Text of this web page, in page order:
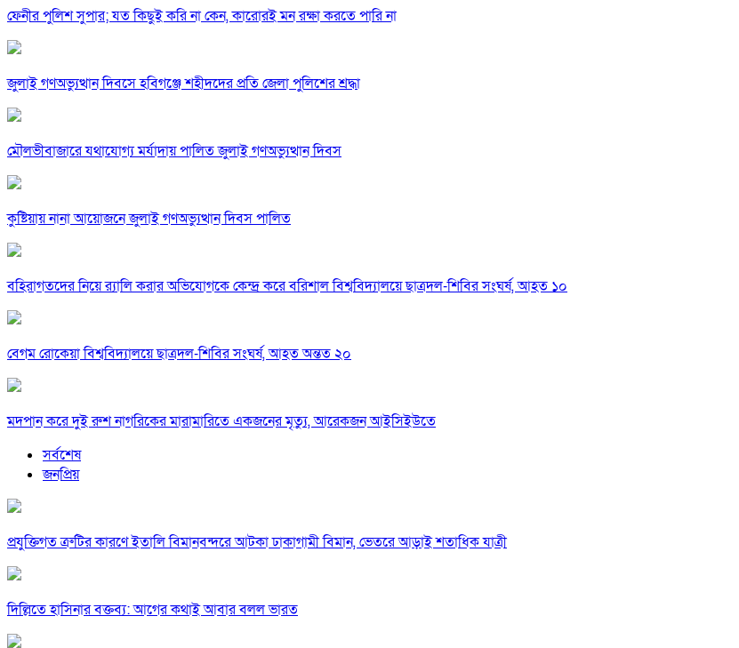
ফেনীর পুলিশ সুপার; যত কিছুই করি না কেন, কারোরই মন রক্ষা করতে পারি না
জুলাই গণঅভ্যুত্থান দিবসে হবিগঞ্জে শহীদদের প্রতি জেলা পুলিশের শ্রদ্ধা
মৌলভীবাজারে যথাযোগ্য মর্যাদায় পালিত জুলাই গণঅভ্যুত্থান দিবস
কুষ্টিয়ায় নানা আয়োজনে জুলাই গণঅভ্যুত্থান দিবস পালিত
বহিরাগতদের নিয়ে র‍্যালি করার অভিযোগকে কেন্দ্র করে বরিশাল বিশ্ববিদ্যালয়ে ছাত্রদল-শিবির সংঘর্ষ, আহত ১০
বেগম রোকেয়া বিশ্ববিদ্যালয়ে ছাত্রদল-শিবির সংঘর্ষ, আহত অন্তত ২০
মদপান করে দুই রুশ নাগরিকের মারামারিতে একজনের মৃত্যু, আরেকজন আইসিইউতে
সর্বশেষ
জনপ্রিয়
প্রযুক্তিগত ত্রুটির কারণে ইতালি বিমানবন্দরে আটকা ঢাকাগামী বিমান, ভেতরে আড়াই শতাধিক যাত্রী
দিল্লিতে হাসিনার বক্তব্য: আগের কথাই আবার বলল ভারত